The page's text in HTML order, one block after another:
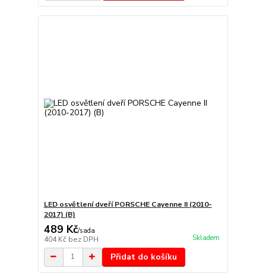
LED osvětlení dveří PORSCHE Cayenne II (2010-
2017) (B)
489 Kč/sada
404 Kč bez DPH Skladem
Přidat do košíku